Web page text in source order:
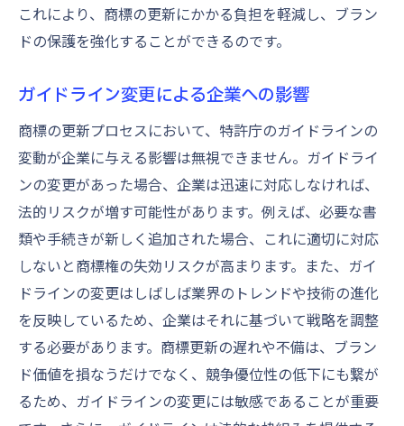
これにより、商標の更新にかかる負担を軽減し、ブラン
ドの保護を強化することができるのです。
ガイドライン変更による企業への影響
商標の更新プロセスにおいて、特許庁のガイドラインの
変動が企業に与える影響は無視できません。ガイドライ
ンの変更があった場合、企業は迅速に対応しなければ、
法的リスクが増す可能性があります。例えば、必要な書
類や手続きが新しく追加された場合、これに適切に対応
しないと商標権の失効リスクが高まります。また、ガイ
ドラインの変更はしばしば業界のトレンドや技術の進化
を反映しているため、企業はそれに基づいて戦略を調整
する必要があります。商標更新の遅れや不備は、ブラン
ド価値を損なうだけでなく、競争優位性の低下にも繋が
るため、ガイドラインの変更には敏感であることが重要